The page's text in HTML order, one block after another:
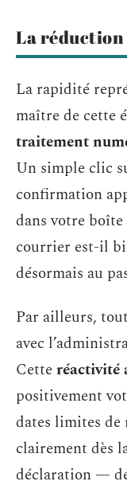
La réduction
La rapidité
maître de cette
traitement
Un simple clic
confirmation
dans votre boîte
courrier est-il
désormais au
Par ailleurs,
avec
Cetteréactivité
positivement
dates limites de
clairement dès
déclaration —